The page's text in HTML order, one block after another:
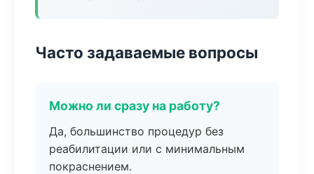
Часто задаваемые вопросы
Можно ли сразу на работу?
Да, большинство процедур без
реабилитации или с минимальным
покраснением.